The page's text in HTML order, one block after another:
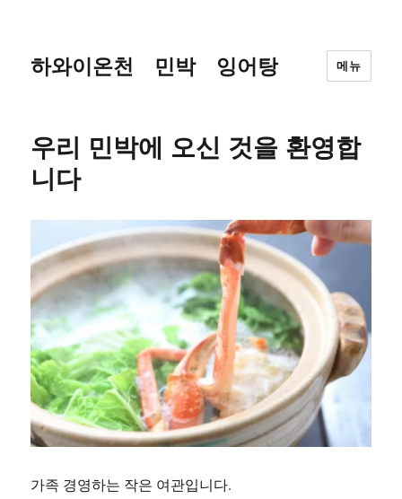
하와이온천 민박 잉어탕 메뉴
우리 민박에 오신 것을 환영합
니다
가족 경영하는 작은 여관입니다.